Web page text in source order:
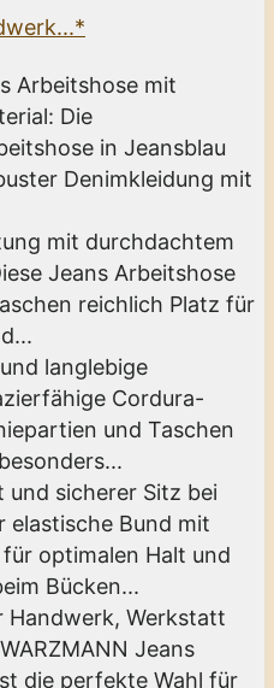
Arbeitshose mit
Die
in Jeansblau
Denimkleidung mit
mit durchdachtem
Jeans Arbeitshose
reichlich Platz für
langlebige
Cordura-
und Taschen
sicherer Sitz bei
elastische Bund mit
optimalen Halt und
Bücken...
Handwerk, Werkstatt
Jeans
die perfekte Wahl für